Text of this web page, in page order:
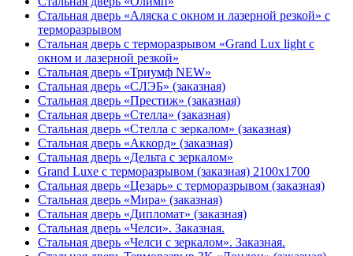
Стальная дверь «Аляска с окном и лазерной резкой» с
терморазрывом
Стальная дверь с терморазрывом «Grand Lux light с
окном и лазерной резкой»
Стальная дверь «Триумф NEW»
Стальная дверь «СЛЭБ» (заказная)
Стальная дверь «Престиж» (заказная)
Стальная дверь «Стелла» (заказная)
Стальная дверь «Стелла с зеркалом» (заказная)
Стальная дверь «Аккорд» (заказная)
Стальная дверь «Дельта с зеркалом»
Grand Luxe с терморазрывом (заказная) 2100х1700
Стальная дверь «Цезарь» с терморазрывом (заказная)
Стальная дверь «Мира» (заказная)
Стальная дверь «Дипломат» (заказная)
Стальная дверь «Челси». Заказная.
Стальная дверь «Челси с зеркалом». Заказная.